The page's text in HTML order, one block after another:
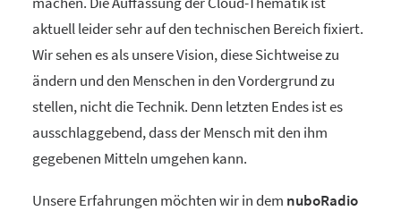
aktuell leider sehr auf den technischen Bereich fixiert.
Wir sehen es als unsere Vision, diese Sichtweise zu
ändern und den Menschen in den Vordergrund zu
stellen, nicht die Technik. Denn letzten Endes ist es
ausschlaggebend, dass der Mensch mit den ihm
gegebenen Mitteln umgehen kann.
Unsere Erfahrungen möchten wir in dem nuboRadio